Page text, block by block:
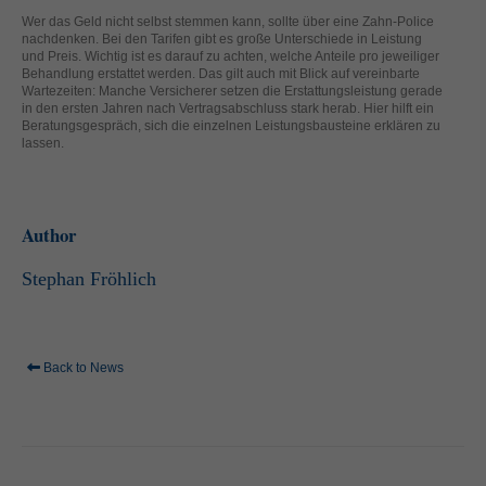
Wer das Geld nicht selbst stemmen kann, sollte über eine Zahn-Police
nachdenken. Bei den Tarifen gibt es große Unterschiede in Leistung
und Preis. Wichtig ist es darauf zu achten, welche Anteile pro jeweiliger
Behandlung erstattet werden. Das gilt auch mit Blick auf vereinbarte
Wartezeiten: Manche Versicherer setzen die Erstattungsleistung gerade
in den ersten Jahren nach Vertragsabschluss stark herab. Hier hilft ein
Beratungsgespräch, sich die einzelnen Leistungsbausteine erklären zu
lassen.
Author
Stephan Fröhlich
Back to News
helfen, diese Website und Ihre Erfahrung zu verbessern.
Personenbezogene Daten können verarbeitet werden (z. B. IP-
Adressen), z. B. für personalisierte Anzeigen und Inhalte oder
Anzeigen- und Inhaltsmessung. Weitere Informationen über die
Verwendung Ihrer Daten finden Sie in unserer
Datenschutzerklärung.
Hier finden Sie eine Übersicht über alle verwendeten Cookies. Sie
können Ihre Einwilligung zu ganzen Kategorien geben oder sich
Zurück
die einwandfreie Funktion der Website erforderlich.